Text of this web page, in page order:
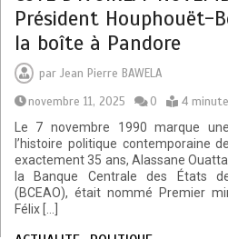
Président Houphouët-
la boîte à Pandore
par Jean Pierre BAWELA
novembre 11, 2025
0 4
Le 7 novembre 1990 marque
l’histoire politique contemporaine
exactement 35 ans, Alassane
la Banque Centrale des États
(BCEAO), était nommé Premier
Félix […]